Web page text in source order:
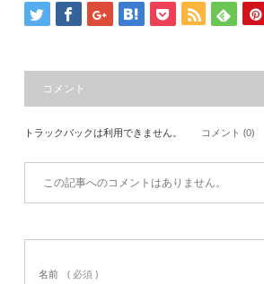
コメント
トラックバックは利用できません。 コメント (0)
この記事へのコメントはありません。
名前 ( 必須 )